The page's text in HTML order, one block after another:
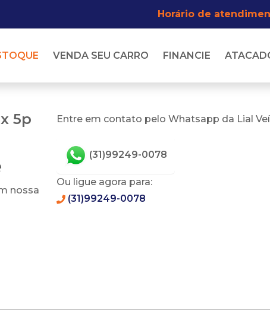
Horário de
VENDA SEU CARRO FINANCIE
5p
nossa
Entre em contato pelo Whatsapp da Lial
(31)99249-0078
Ou ligue agora para:
(31)99249-0078